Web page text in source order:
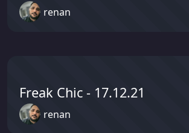
renan
Freak Chic - 17.12.21
renan